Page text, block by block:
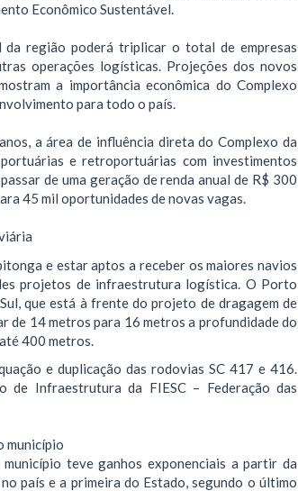
Econômico Sustentável.
região poderá triplicar o total de empresas
operações logísticas. Projeções dos novos
a importância econômica do Complexo
para todo o país.
a área de influência direta do Complexo da
e retroportuárias com investimentos
de uma geração de renda anual de R$ 300
45 mil oportunidades de novas vagas.
e estar aptos a receber os maiores navios
projetos de infraestrutura logística. O Porto
que está à frente do projeto de dragagem de
de 14 metros para 16 metros a profundidade do
400 metros.
e duplicação das rodovias SC 417 e 416.
de Infraestrutura da FIESC – Federação das
município
teve ganhos exponenciais a partir da
país e a primeira do Estado, segundo o último